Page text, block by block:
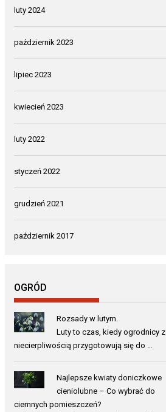
luty 2024
październik 2023
lipiec 2023
kwiecień 2023
luty 2022
styczeń 2022
grudzień 2021
październik 2017
OGRÓD
Rozsady w lutym.
Luty to czas, kiedy ogrodnicy z
niecierpliwością przygotowują się do …
Najlepsze kwiaty doniczkowe
cieniolubne – Co wybrać do
ciemnych pomieszczeń?